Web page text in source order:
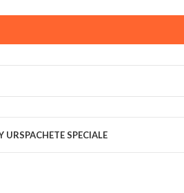
KPRO este inchis.
multumim pentru intelegere!
URSPACHETE SPECIALE